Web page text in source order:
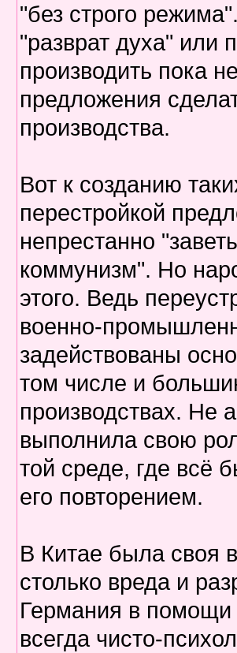
"без строго
"разврат духа" или
производить пока
предложения
производства.
Вот к созданию
перестройкой
непрестанно
коммунизм". Но
этого. Ведь
военно-
задействованы
том числе и
производствах. Не
выполнила свою
той среде, где всё
его повторением.
В Китае была своя
столько вреда и
Германия в помощи
всегда чисто-